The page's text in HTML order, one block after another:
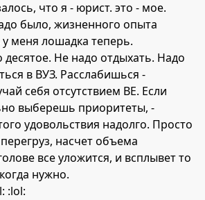
что я - юрист. это - мое.
было, жизненного опыта
меня лошадка теперь.
десятое. Не надо отдыхать. Надо
в ВУЗ. Расслабишься -
себя отсутствием ВЕ. Если
выберешь приоритеты, -
удовольствия надолго. Просто
насчет объема
все уложится, и всплывет то
нужно.
:lol: